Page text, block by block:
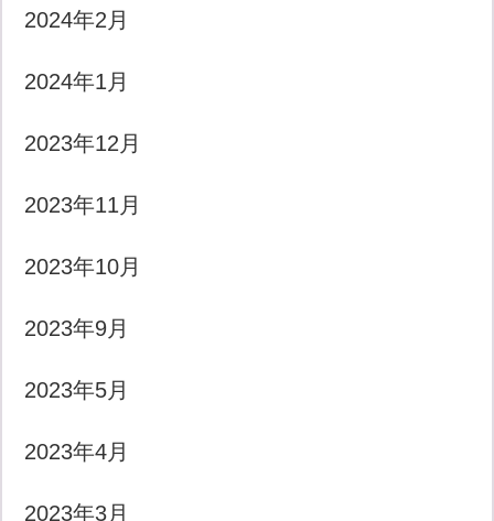
2024年2月
2024年1月
2023年12月
2023年11月
2023年10月
2023年9月
2023年5月
2023年4月
2023年3月